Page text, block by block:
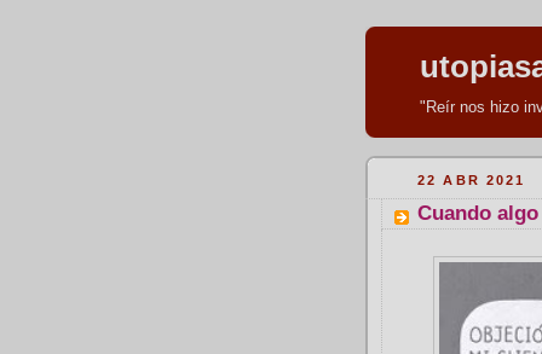
"Reír nos hizo
22 ABR 2021
Cuando